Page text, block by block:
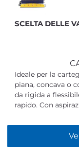
SCELTA DELLE
Ideale per la
piana, concava o
da rigida a
rapido. Con